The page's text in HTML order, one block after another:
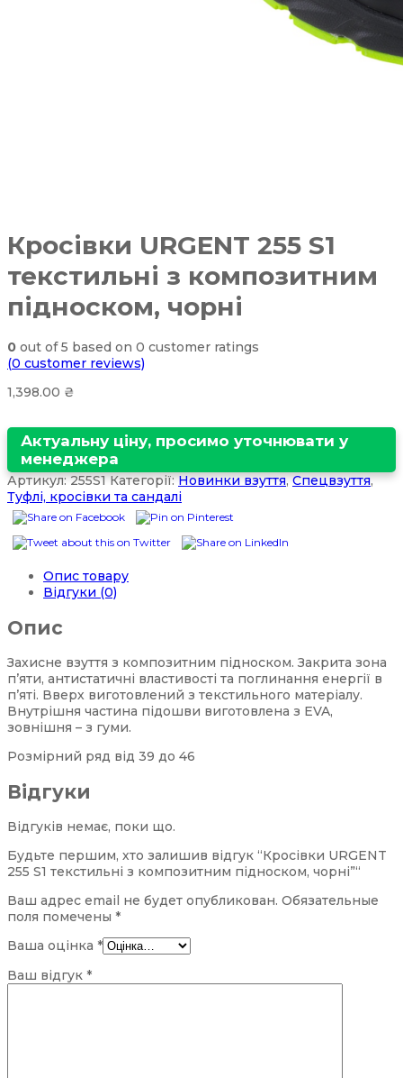
Кросівки URGENT 255 S1
текстильні з композитним
підноском, чорні
0 out of5 based on 0 customer ratings
(0 customer reviews)
1,398.00 ₴
Актуальну ціну, просимо уточнювати у
менеджера
Артикул:255S1 Категорії:Новинки взуття,Спецвзуття,
Туфлі, кросівки та сандалі
Опис товару
Відгуки (0)
Опис
Захисне взуття з композитним підноском. Закрита зона
п’яти, антистатичні властивості та поглинання енергії в
п’яті. Вверх виготовлений з текстильного матеріалу.
Внутрішня частина підошви виготовлена ​​з EVA,
зовнішня – з гуми.
Розмірний ряд від 39 до 46
Відгуки
Відгуків немає, поки що.
Будьте першим, хто залишив відгук “Кросівки URGENT
255 S1 текстильні з композитним підноском, чорні”“
Ваш адрес email не будет опубликован. Обязательные
поля помечены *
Ваша оцінка *
Ваш відгук *